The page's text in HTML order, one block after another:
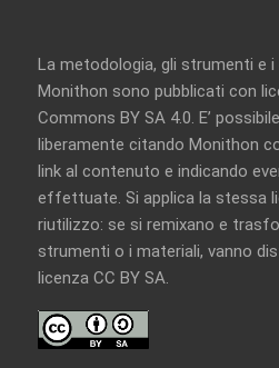
La metodologia, gli strumenti e
Monithon sono pubblicati con
Commons BY SA 4.0. E’
liberamente citando Monithon
link al contenuto e indicando
effettuate. Si applica la stessa
riutilizzo: se si remixano e
strumenti o i materiali, vanno
licenza CC BY SA.